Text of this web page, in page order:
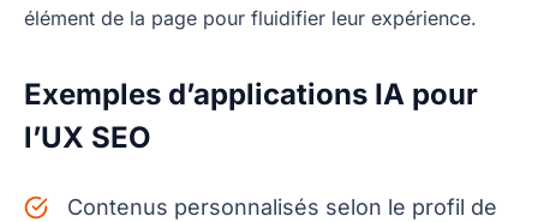
élément de la page pour fluidifier leur expérience.
Exemples d’applications IA pour
l’UX SEO
Contenus personnalisés selon le profil de